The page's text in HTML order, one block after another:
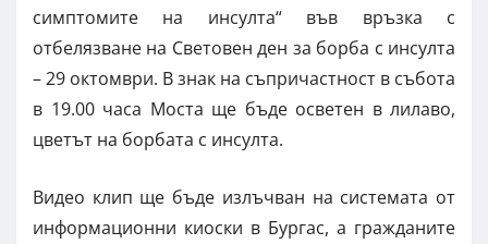
симптомите на инсулта“ във връзка с
отбелязване на Световен ден за борба с инсулта
– 29 октомври. В знак на съпричастност в събота
в 19.00 часа Моста ще бъде осветен в лилаво,
цветът на борбата с инсулта.
Видео клип ще бъде излъчван на системата от
информационни киоски в Бургас, а гражданите